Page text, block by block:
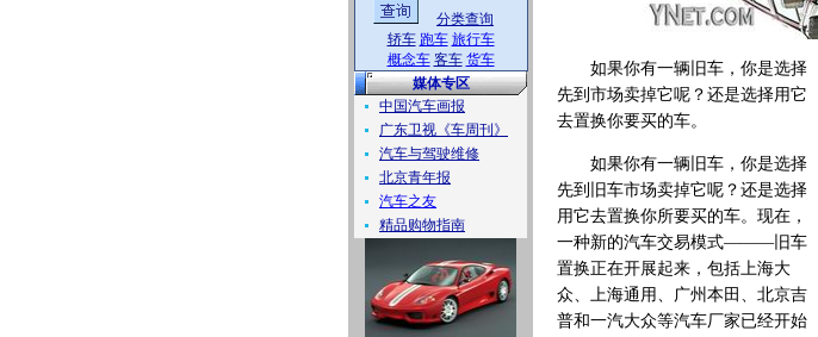
分类查询
轿车 跑车 旅行车
概念车 客车 货车
媒体专区
中国汽车画报
广东卫视《车周刊》
汽车与驾驶维修
北京青年报
汽车之友
精品购物指南
如果你有一辆旧车，你是选择
先到市场卖掉它呢？还是选择用它
去置换你要买的车。
如果你有一辆旧车，你是选择
先到旧车市场卖掉它呢？还是选择
用它去置换你所要买的车。现在，
一种新的汽车交易模式———旧车
置换正在开展起来，包括上海大
众、上海通用、广州本田、北京吉
普和一汽大众等汽车厂家已经开始